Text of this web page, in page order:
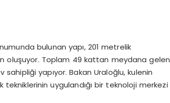
bulunan yapı, 201 metrelik
oluşuyor. Toplam 49 kattan meydana gelen
yapıyor. Bakan Uraloğlu, kulenin
uygulandığı bir teknoloji merkezi